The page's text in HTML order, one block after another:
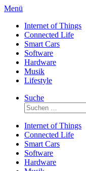
Direkt
Inhalt
Menü
Internet of Things
Connected Life
Smart Cars
Software
Hardware
Musik
Lifestyle
Suche
Suchen
nach:
Internet of Things
Connected Life
Smart Cars
Software
Hardware